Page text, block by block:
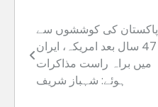
Post
navigation
پاکستان کی کوششوں سے
47 سال بعد امریکہ، ایران
میں براہ راست مذاکرات
ہوئے: شہباز شریف